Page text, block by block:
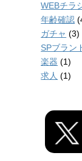
WEBチラ
年齢確認
ガチャ (3)
SPブラン
楽器 (1)
求人 (1)